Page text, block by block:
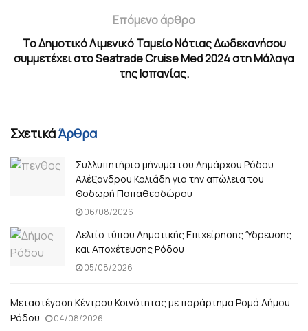
Επόμενο άρθρο
Το Δημοτικό Λιμενικό Ταμείο Νότιας Δωδεκανήσου
συμμετέχει στο Seatrade Cruise Med 2024 στη Μάλαγα
της Ισπανίας.
ΣχετικάΆρθρα
Συλλυπητήριο μήνυμα του Δημάρχου Ρόδου
Αλέξανδρου Κολιάδη για την απώλεια του
Θοδωρή Παπαθεοδώρου
06/08/2026
Δελτίο τύπου Δημοτικής Επιχείρησης Ύδρευσης
και Αποχέτευσης Ρόδου
05/08/2026
Μεταστέγαση Κέντρου Κοινότητας με παράρτημα Ρομά Δήμου
Ρόδου
04/08/2026